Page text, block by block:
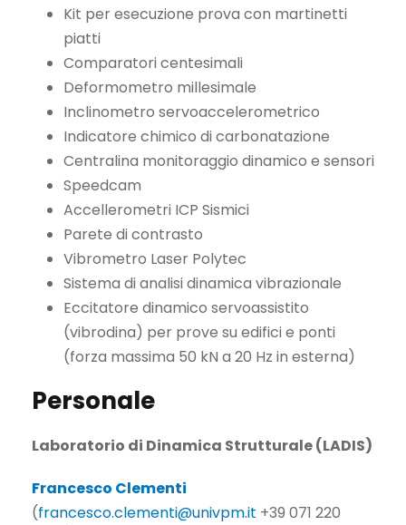
Kit per esecuzione prova con martinetti
piatti
Comparatori centesimali
Deformometro millesimale
Inclinometro servoaccelerometrico
Indicatore chimico di carbonatazione
Centralina monitoraggio dinamico e sensori
Speedcam
Accellerometri ICP Sismici
Parete di contrasto
Vibrometro Laser Polytec
Sistema di analisi dinamica vibrazionale
Eccitatore dinamico servoassistito
(vibrodina) per prove su edifici e ponti
(forza massima 50 kN a 20 Hz in esterna)
Personale
Laboratorio di Dinamica Strutturale (LADIS)
Francesco Clementi
(francesco.clementi@univpm.it +39 071 220